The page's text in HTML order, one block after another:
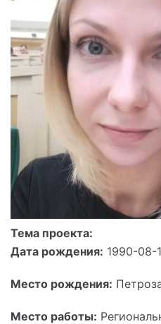
Тема проекта:
Дата рождения: 1990-08-
Место рождения:
Место работы: